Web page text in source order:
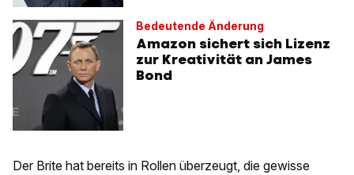
Bedeutende Änderung
Amazon sichert sich Lizenz
zur Kreativität an James
Bond
Der Brite hat bereits in Rollen überzeugt, die gewisse